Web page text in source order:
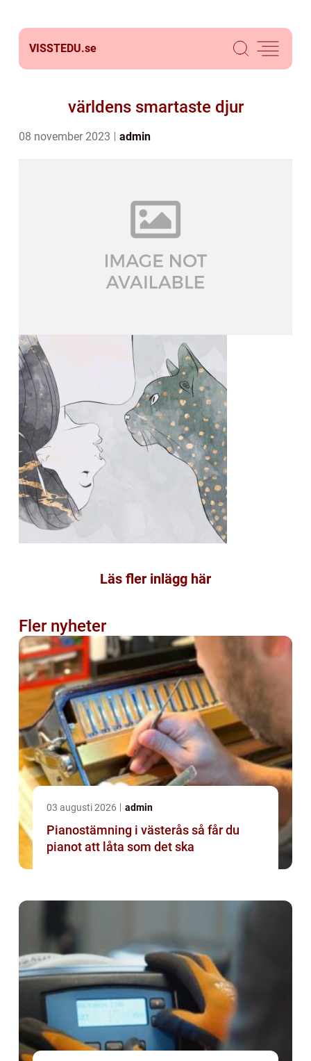
VISSTEDU.se
världens smartaste djur
08 november 2023 admin
Läs fler inlägg här
Fler nyheter
03 augusti 2026 admin
Pianostämning i västerås så får du
pianot att låta som det ska